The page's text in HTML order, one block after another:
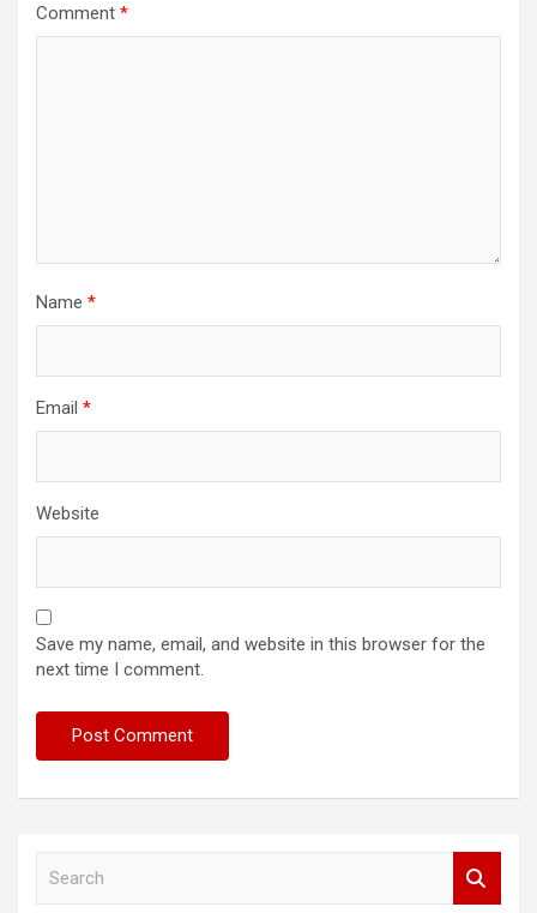
Comment *
Name *
Email *
Website
Save my name, email, and website in this browser for the
next time I comment.